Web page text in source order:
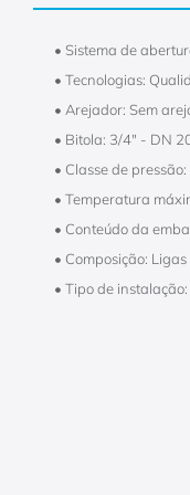
• Sistema de
• Tecnologias:
• Arejador: Sem
• Bitola: 3/4" - DN
• Classe de
• Temperatura
• Conteúdo da
• Composição:
• Tipo de